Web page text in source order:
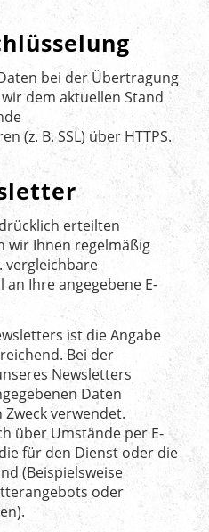
bei der Übertragung
dem aktuellen Stand
(z. B. SSL) über HTTPS.
erteilten
wir Ihnen regelmäßig
vergleichbare
Ihre angegebene E-
ist die Angabe
Bei der
Newsletters
Daten
verwendet.
über Umstände per E-
für den Dienst oder die
(Beispielsweise
oder